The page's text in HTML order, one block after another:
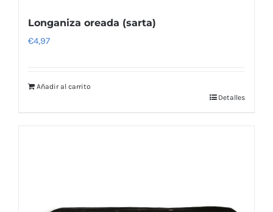
Longaniza oreada (sarta)
€4,97
Añadir al carrito
Detalles